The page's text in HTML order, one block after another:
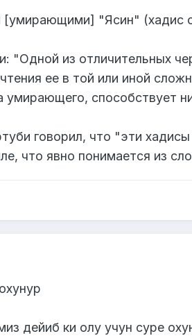
"Ясин" (хадис
"Одной из отличительных
ее в той или иной
умирающего, способствует
говорил, что "эти
что явно понимается из
дейиб ки олу учун суре